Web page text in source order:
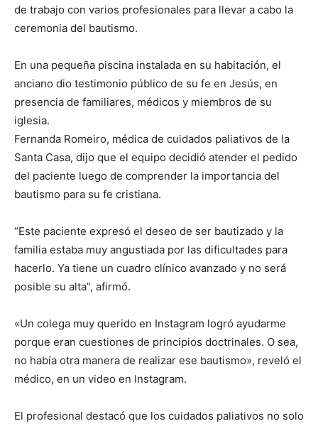
de trabajo con varios profesionales para llevar a cabo la
ceremonia del bautismo.
En una pequeña piscina instalada en su habitación, el
anciano dio testimonio público de su fe en Jesús, en
presencia de familiares, médicos y miembros de su
iglesia.
Fernanda Romeiro, médica de cuidados paliativos de la
Santa Casa, dijo que el equipo decidió atender el pedido
del paciente luego de comprender la importancia del
bautismo para su fe cristiana.
“Este paciente expresó el deseo de ser bautizado y la
familia estaba muy angustiada por las dificultades para
hacerlo. Ya tiene un cuadro clínico avanzado y no será
posible su alta”, afirmó.
«Un colega muy querido en Instagram logró ayudarme
porque eran cuestiones de principios doctrinales. O sea,
no había otra manera de realizar ese bautismo», reveló el
médico, en un video en Instagram.
El profesional destacó que los cuidados paliativos no solo